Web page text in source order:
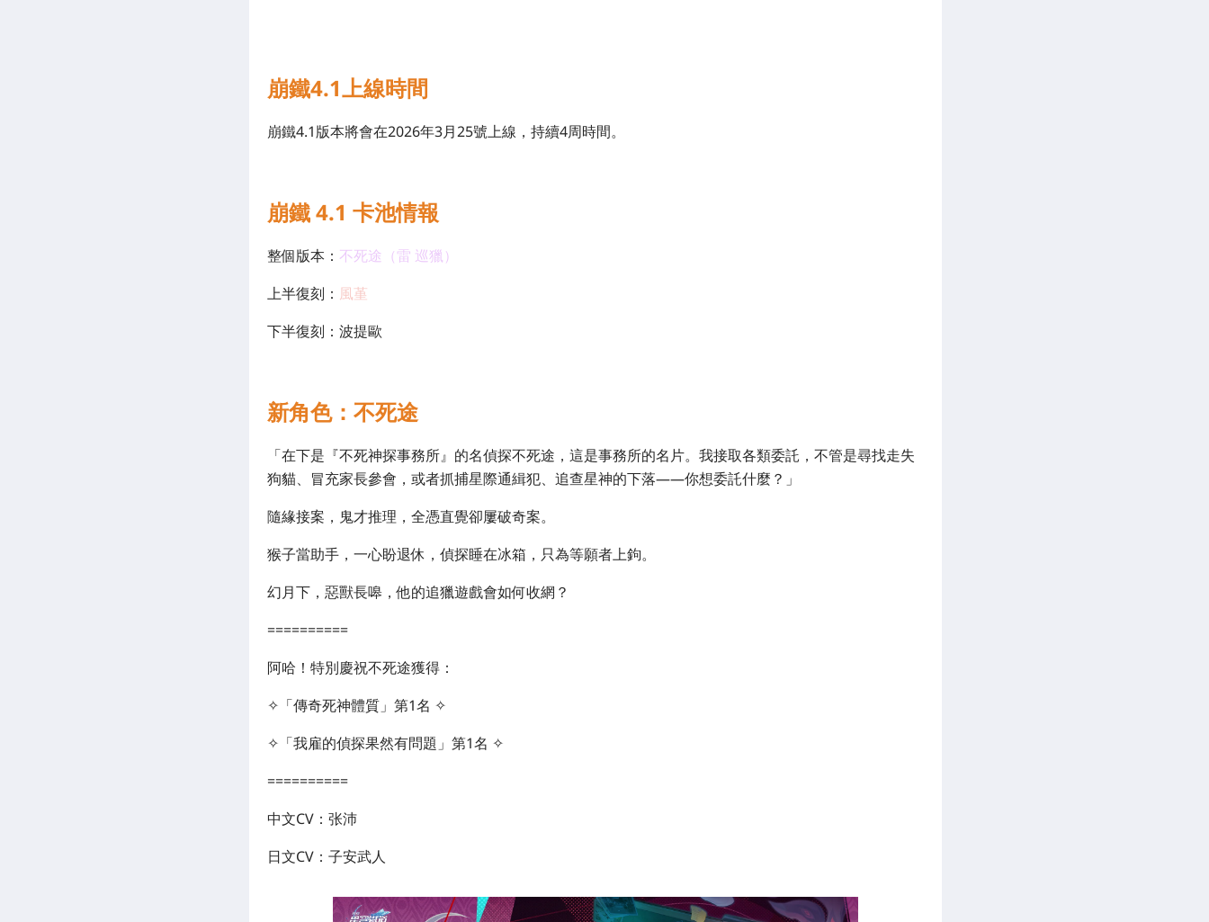
崩鐵4.1上線時間
崩鐵4.1版本將會在2026年3月25號上線，持續4周時間。
崩鐵 4.1 卡池情報
整個版本： 不死途（雷 巡獵）
上半復刻： 風堇
下半復刻： 波提歐
新角色：不死途
「在下是『不死神探事務所』的名偵探不死途，這是事務所的名片。我接取各類委託，不管是尋找走失
狗貓、冒充家長參會，或者抓捕星際通緝犯、追查星神的下落——你想委託什麼？」
隨緣接案，鬼才推理，全憑直覺卻屢破奇案。
猴子當助手，一心盼退休，偵探睡在冰箱，只為等願者上鉤。
幻月下，惡獸長嗥，他的追獵遊戲會如何收網？
==========
阿哈！特別慶祝不死途獲得：
✧「傳奇死神體質」第1名 ✧
✧「我雇的偵探果然有問題」第1名 ✧
==========
中文CV：张沛
日文CV：子安武人